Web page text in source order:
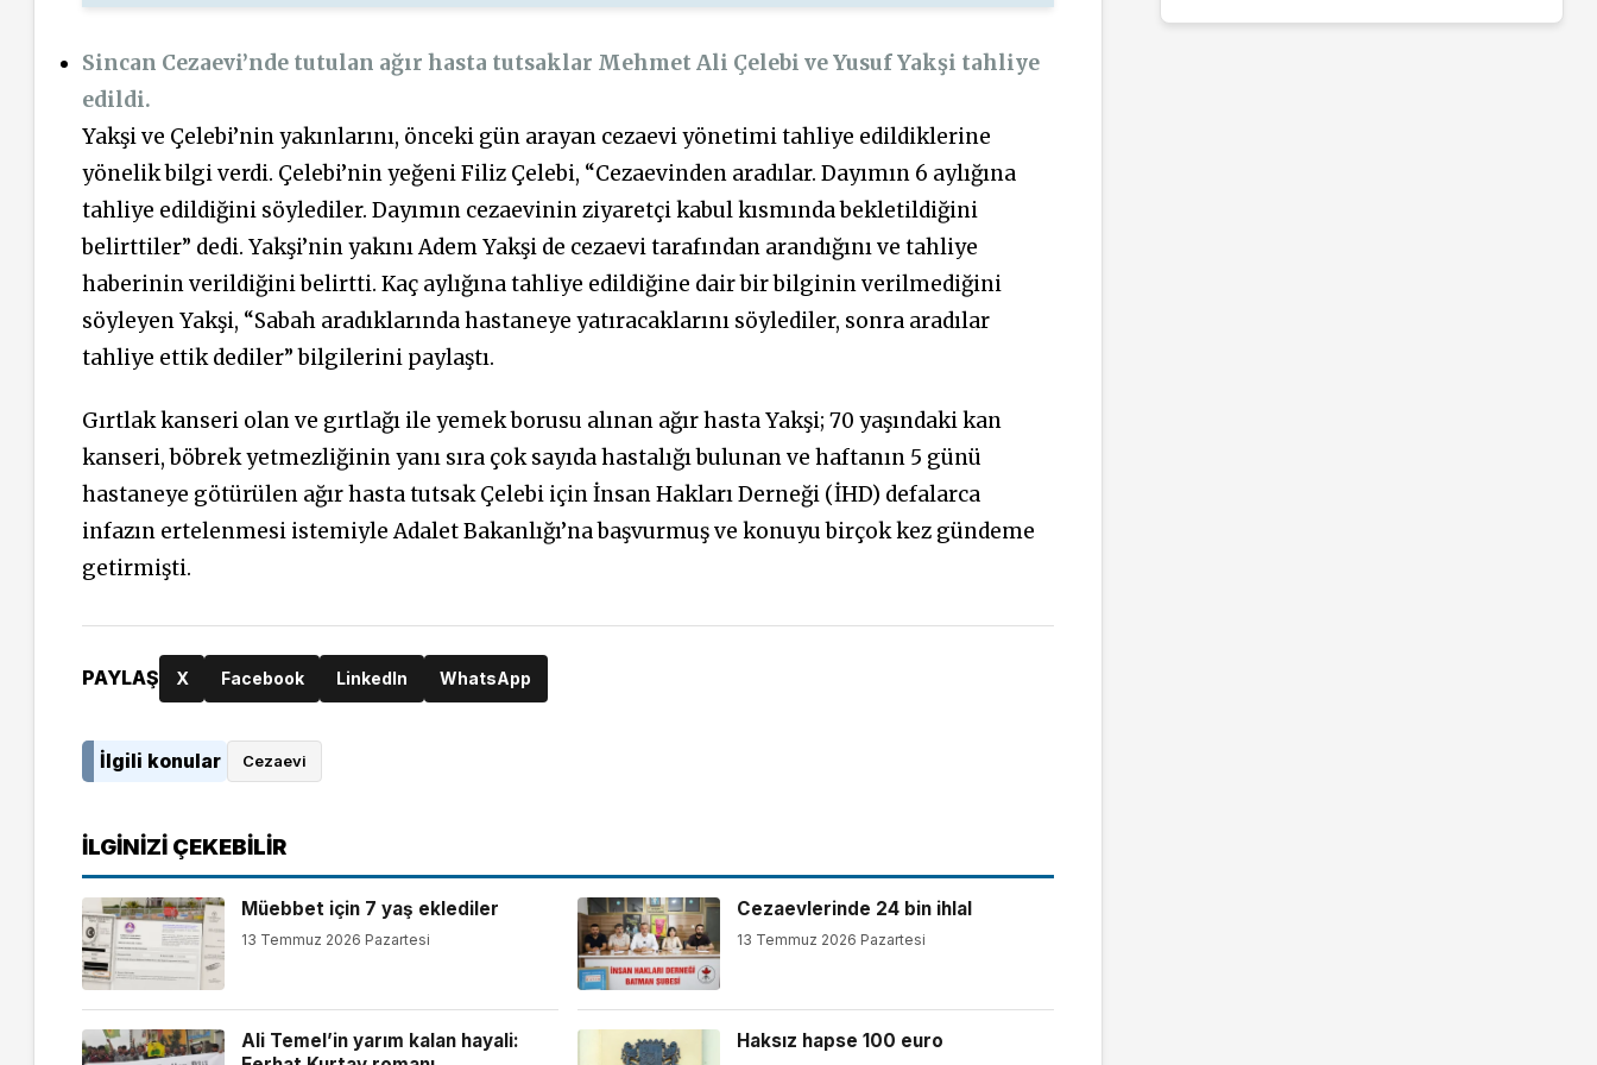
Sincan Cezaevi’nde tutulan ağır hasta tutsaklar Mehmet Ali Çelebi ve Yusuf Yakşi tahliye
edildi.
Yakşi ve Çelebi’nin yakınlarını, önceki gün arayan cezaevi yönetimi tahliye edildiklerine
yönelik bilgi verdi. Çelebi’nin yeğeni Filiz Çelebi, “Cezaevinden aradılar. Dayımın 6 aylığına
tahliye edildiğini söylediler. Dayımın cezaevinin ziyaretçi kabul kısmında bekletildiğini
belirttiler” dedi. Yakşi’nin yakını Adem Yakşi de cezaevi tarafından arandığını ve tahliye
haberinin verildiğini belirtti. Kaç aylığına tahliye edildiğine dair bir bilginin verilmediğini
söyleyen Yakşi, “Sabah aradıklarında hastaneye yatıracaklarını söylediler, sonra aradılar
tahliye ettik dediler” bilgilerini paylaştı.
Gırtlak kanseri olan ve gırtlağı ile yemek borusu alınan ağır hasta Yakşi; 70 yaşındaki kan
kanseri, böbrek yetmezliğinin yanı sıra çok sayıda hastalığı bulunan ve haftanın 5 günü
hastaneye götürülen ağır hasta tutsak Çelebi için İnsan Hakları Derneği (İHD) defalarca
infazın ertelenmesi istemiyle Adalet Bakanlığı’na başvurmuş ve konuyu birçok kez gündeme
getirmişti.
PAYLAŞ X Facebook LinkedIn WhatsApp
İlgili konular Cezaevi
İLGINIZI ÇEKEBILIR
Müebbet için 7 yaş eklediler
13 Temmuz 2026 Pazartesi
Cezaevlerinde 24 bin ihlal
13 Temmuz 2026 Pazartesi
Ali Temel’in yarım kalan hayali:
Haksız hapse 100 euro